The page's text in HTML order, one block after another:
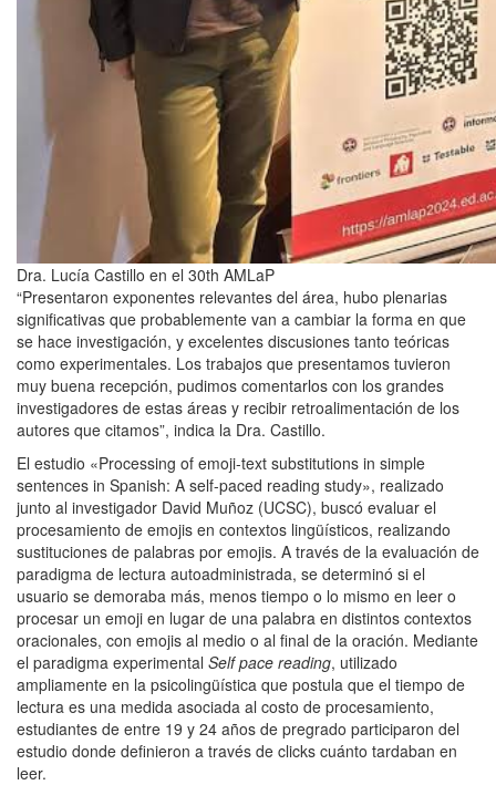
Dra. Lucía Castillo en el 30th AMLaP
“Presentaron exponentes relevantes del área, hubo plenarias
significativas que probablemente van a cambiar la forma en que
se hace investigación, y excelentes discusiones tanto teóricas
como experimentales. Los trabajos que presentamos tuvieron
muy buena recepción, pudimos comentarlos con los grandes
investigadores de estas áreas y recibir retroalimentación de los
autores que citamos”, indica la Dra. Castillo.
El estudio «Processing of emoji-text substitutions in simple
sentences in Spanish: A self-paced reading study», realizado
junto al investigador David Muñoz (UCSC), buscó evaluar el
procesamiento de emojis en contextos lingüísticos, realizando
sustituciones de palabras por emojis. A través de la evaluación de
paradigma de lectura autoadministrada, se determinó si el
usuario se demoraba más, menos tiempo o lo mismo en leer o
procesar un emoji en lugar de una palabra en distintos contextos
oracionales, con emojis al medio o al final de la oración. Mediante
el paradigma experimental Self pace reading, utilizado
ampliamente en la psicolingüística que postula que el tiempo de
lectura es una medida asociada al costo de procesamiento,
estudiantes de entre 19 y 24 años de pregrado participaron del
estudio donde definieron a través de clicks cuánto tardaban en
leer.